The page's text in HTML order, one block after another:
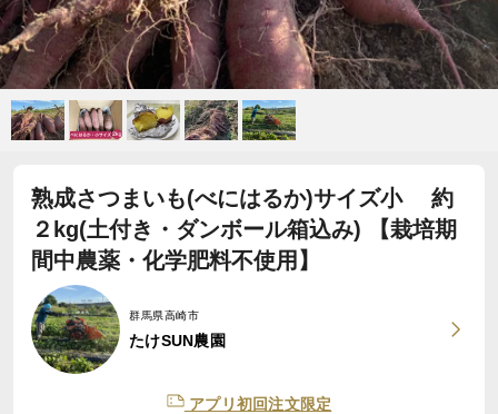
熟成さつまいも(べにはるか)サイズ小 約
２kg(土付き・ダンボール箱込み) 【栽培期
間中農薬・化学肥料不使用】
群馬県高崎市
たけSUN農園
アプリ初回注文限定